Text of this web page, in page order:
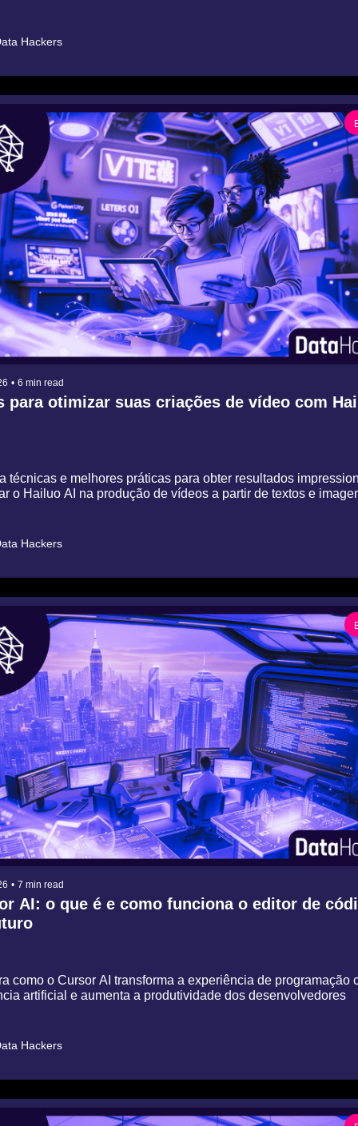
Hackers
• 6 min read
para otimizar suas criações de vídeo com
técnicas e melhores práticas para obter resultados
o Hailuo AI na produção de vídeos a partir de textos e
Hackers
• 7 min read
AI: o que é e como funciona o editor de
como o Cursor AI transforma a experiência de programação
artificial e aumenta a produtividade dos desenvolvedores
Hackers